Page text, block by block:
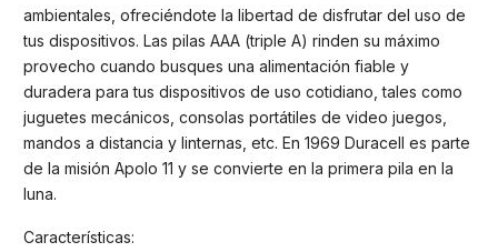
ambientales, ofreciéndote la libertad de disfrutar del uso de
tus dispositivos. Las pilas AAA (triple A) rinden su máximo
provecho cuando busques una alimentación fiable y
duradera para tus dispositivos de uso cotidiano, tales como
juguetes mecánicos, consolas portátiles de video juegos,
mandos a distancia y linternas, etc. En 1969 Duracell es parte
de la misión Apolo 11 y se convierte en la primera pila en la
luna.
Características: